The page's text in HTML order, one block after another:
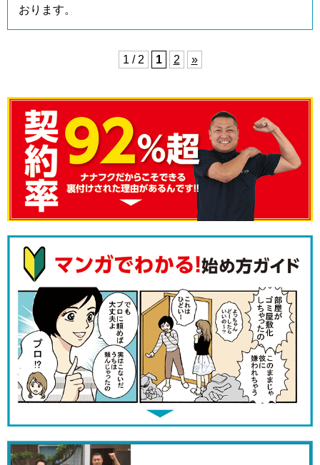
おります。
1 / 2 1 2 »